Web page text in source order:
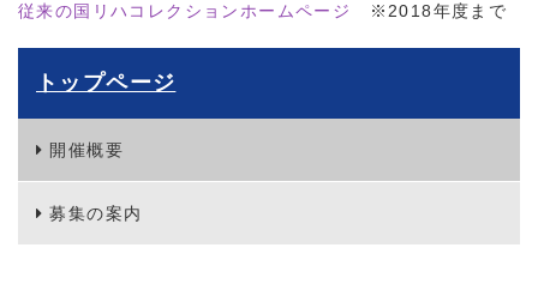
従来の国リハコレクションホームページ ※2018年度まで
トップページ
開催概要
募集の案内